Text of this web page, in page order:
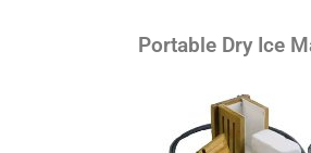
Portable Dry Ice